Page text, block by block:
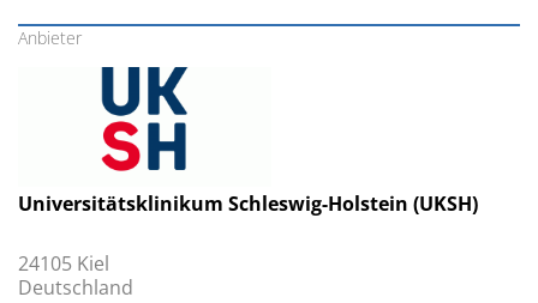
Anbieter
Universitätsklinikum Schleswig-Holstein (UKSH)
24105 Kiel
Deutschland